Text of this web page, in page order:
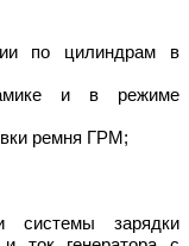
по цилиндрам в
и в режиме
ремня ГРМ;
системы зарядки